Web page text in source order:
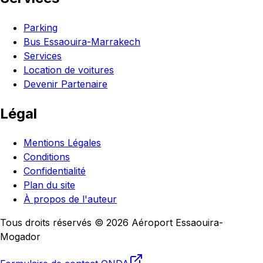
Parking
Bus Essaouira-Marrakech
Services
Location de voitures
Devenir Partenaire
Légal
Mentions Légales
Conditions
Confidentialité
Plan du site
À propos de l'auteur
Tous droits réservés © 2026 Aéroport Essaouira-
Mogador